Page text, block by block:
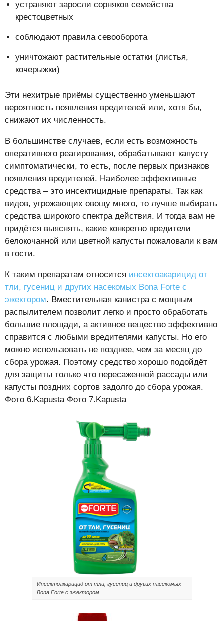
устраняют заросли сорняков семейства
крестоцветных
соблюдают правила севооборота
уничтожают растительные остатки (листья,
кочерыжки)
Эти нехитрые приёмы существенно уменьшают
вероятность появления вредителей или, хотя бы,
снижают их численность.
В большинстве случаев, если есть возможность
оперативного реагирования, обрабатывают капусту
симптоматически, то есть, после первых признаков
появления вредителей. Наиболее эффективные
средства – это инсектицидные препараты. Так как
видов, угрожающих овощу много, то лучше выбирать
средства широкого спектра действия. И тогда вам не
придётся выяснять, какие конкретно вредители
белокочанной или цветной капусты пожаловали к вам
в гости.
К таким препаратам относится инсектоакарицид от
тли, гусениц и других насекомых Bona Forte с
эжектором. Вместительная канистра с мощным
распылителем позволит легко и просто обработать
большие площади, а активное вещество эффективно
справится с любыми вредителями капусты. Но его
можно использовать не позднее, чем за месяц до
сбора урожая. Поэтому средство хорошо подойдёт
для защиты только что пересаженной рассады или
капусты поздних сортов задолго до сбора урожая.
Фото 6.Kapusta Фото 7.Kapusta
Инсектоакарицид от тли, гусениц и других насекомых
Bona Forte с эжектором